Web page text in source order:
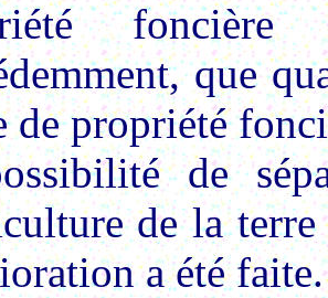
que
de propriété
de
de la
a été faite.